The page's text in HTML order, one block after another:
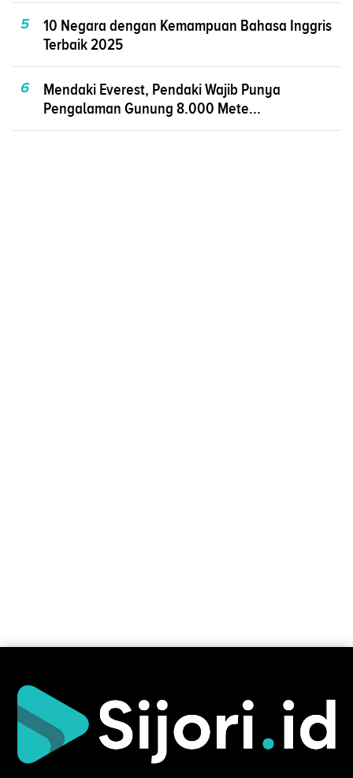
5
10 Negara dengan Kemampuan Bahasa Inggris
Terbaik 2025
6
Mendaki Everest, Pendaki Wajib Punya
Pengalaman Gunung 8.000 Mete...